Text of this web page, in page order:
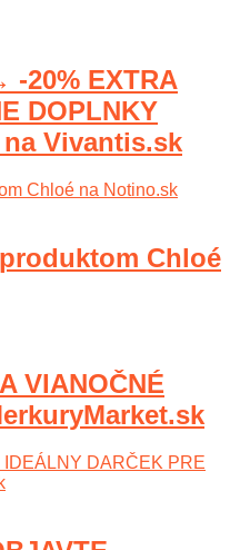
-20% EXTRA
DOPLNKY
na Vivantis.sk
Chloé
VIANOČNÉ